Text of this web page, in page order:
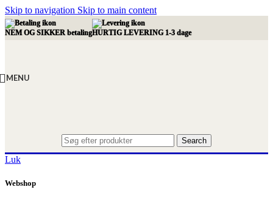
Skip to navigation Skip to main content
NEM OG SIKKER betalingHURTIG LEVERING 1-3 dage
MENU
Search
Luk
Webshop